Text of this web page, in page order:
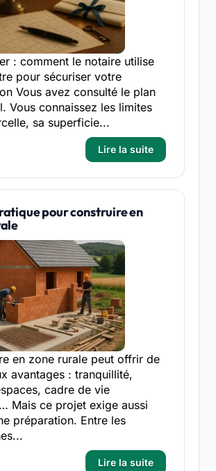
: comment le notaire utilise
pour sécuriser votre
Vous avez consulté le plan
Vous connaissez les limites
sa superficie...
Lire la suite
pour construire en
en zone rurale peut offrir de
avantages : tranquillité,
cadre de vie
Mais ce projet exige aussi
préparation. Entre les
Lire la suite